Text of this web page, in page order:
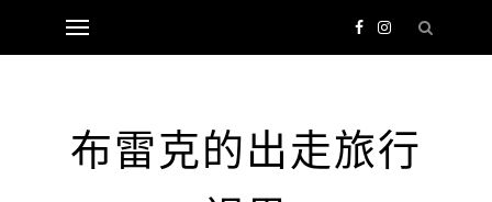
布雷克的出走旅行